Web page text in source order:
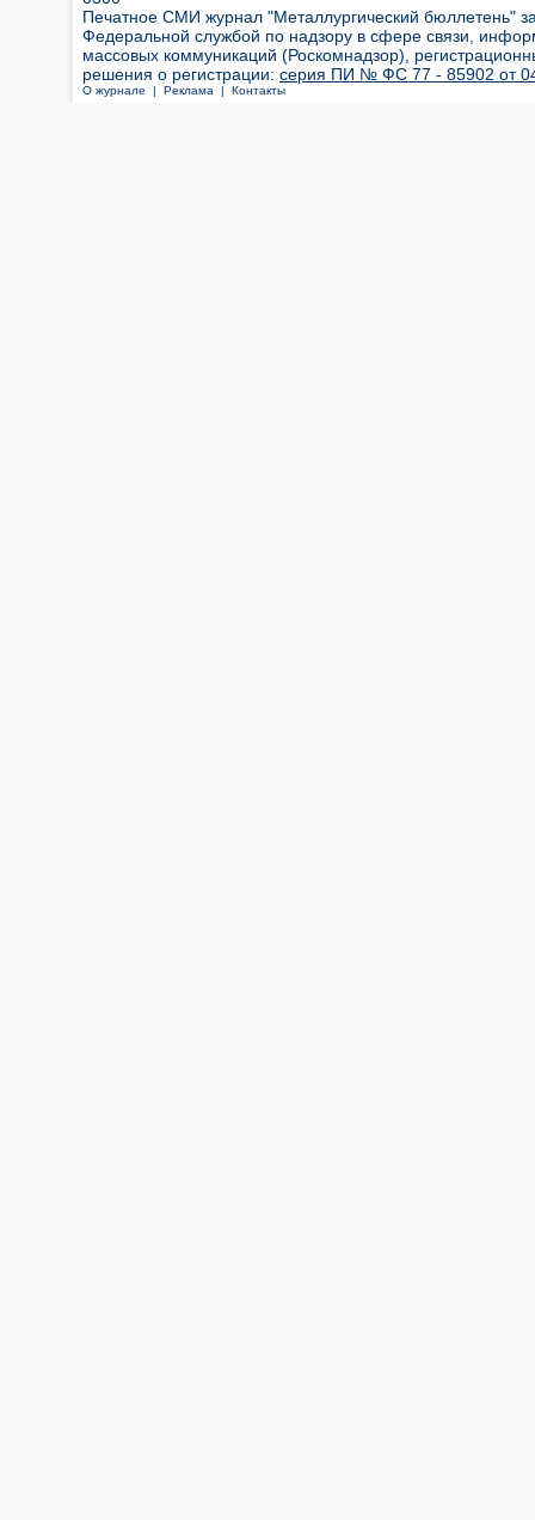
Печатное СМИ журнал "Металлургический бюллетень"
Федеральной службой по надзору в сфере связи,
массовых коммуникаций (Роскомнадзор),
решения о регистрации: серия ПИ № ФС 77 - 85902 от 04
О журнале | Реклама | Контакты